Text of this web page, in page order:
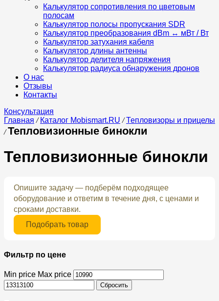
Калькулятор сопротивления по цветовым
полосам
Калькулятор полосы пропускания SDR
Калькулятор преобразования dBm ↔ мВт / Вт
Калькулятор затухания кабеля
Калькулятор длины антенны
Калькулятор делителя напряжения
Калькулятор радиуса обнаружения дронов
О нас
Отзывы
Контакты
Консультация
Главная / Каталог Mobismart.RU / Тепловизоры и прицелы
/ Тепловизионные бинокли
Тепловизионные бинокли
Опишите задачу — подберём подходящее
оборудование и ответим в течение дня, с ценами и
сроками доставки.
Подобрать товар
Фильтр по цене
Min price Max price
Сбросить